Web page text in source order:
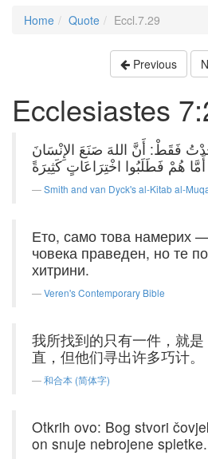
Home Quote Eccl.7.29
Previous
Ecclesiastes
فَقَطْ: أَنَّ اللهَ صَنَعَ الإِنْسَانَ
Smith and van Dyck's al-Kitab al-
Ето, само това намерих
човека праведен, но те
хитрини.
Veren's Contemporary Bible
我所找到的只有一件，就
直，但他们寻出许多巧计。
和合本 (简体字)
Otkrih ovo: Bog stvori
on snuje nebrojene spletke.